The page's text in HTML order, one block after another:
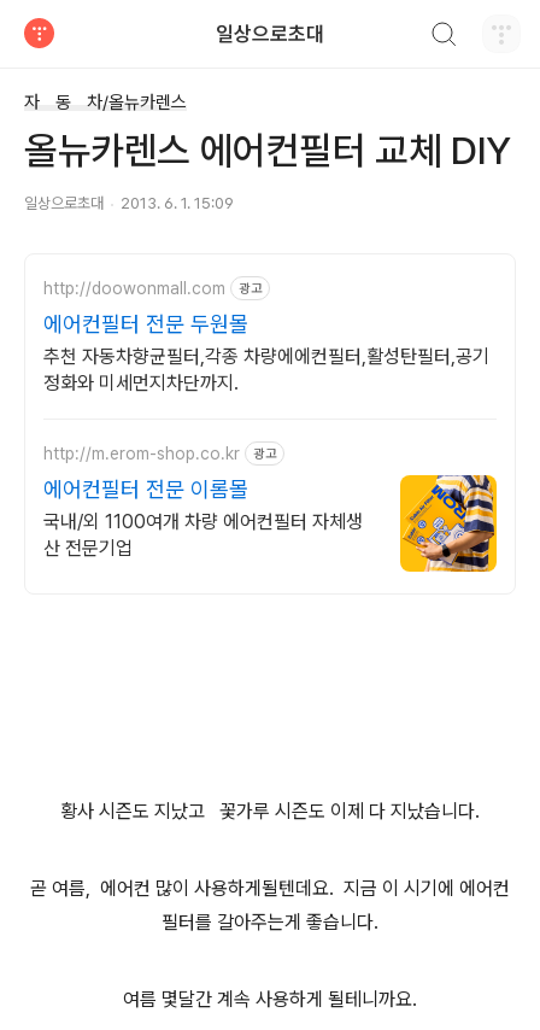
일상으로초대
자 동 차/올뉴카렌스
올뉴카렌스 에어컨필터 교체 DIY
일상으로초대 2013. 6. 1. 15:09
http://doowonmall.com 광고
에어컨필터 전문 두원몰
추천 자동차향균필터,각종 차량에에컨필터,활성탄필터,공기
정화와 미세먼지차단까지.
http://m.erom-shop.co.kr 광고
에어컨필터 전문 이롬몰
국내/외 1100여개 차량 에어컨필터 자체생
산 전문기업
황사 시즌도 지났고 꽃가루 시즌도 이제 다 지났습니다.
곧 여름, 에어컨 많이 사용하게될텐데요. 지금 이 시기에 에어컨
필터를 갈아주는게 좋습니다.
여름 몇달간 계속 사용하게 될테니까요.